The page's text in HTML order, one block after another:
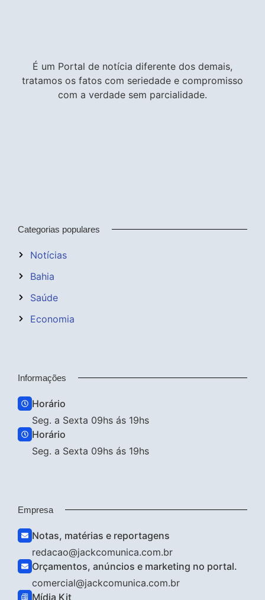
É um Portal de notícia diferente dos demais,
tratamos os fatos com seriedade e compromisso
com a verdade sem parcialidade.
Categorias populares
Notícias
Bahia
Saúde
Economia
Informações
Horário
Seg. a Sexta 09hs ás 19hs
Horário
Seg. a Sexta 09hs ás 19hs
Empresa
Notas, matérias e reportagens
redacao@jackcomunica.com.br
Orçamentos, anúncios e marketing no portal.
comercial@jackcomunica.com.br
Mídia Kit